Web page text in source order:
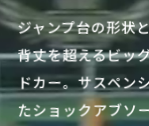
ジャンプ台の形状
背丈を超えるビッ
ドカー。サスペン
たショックアブソ